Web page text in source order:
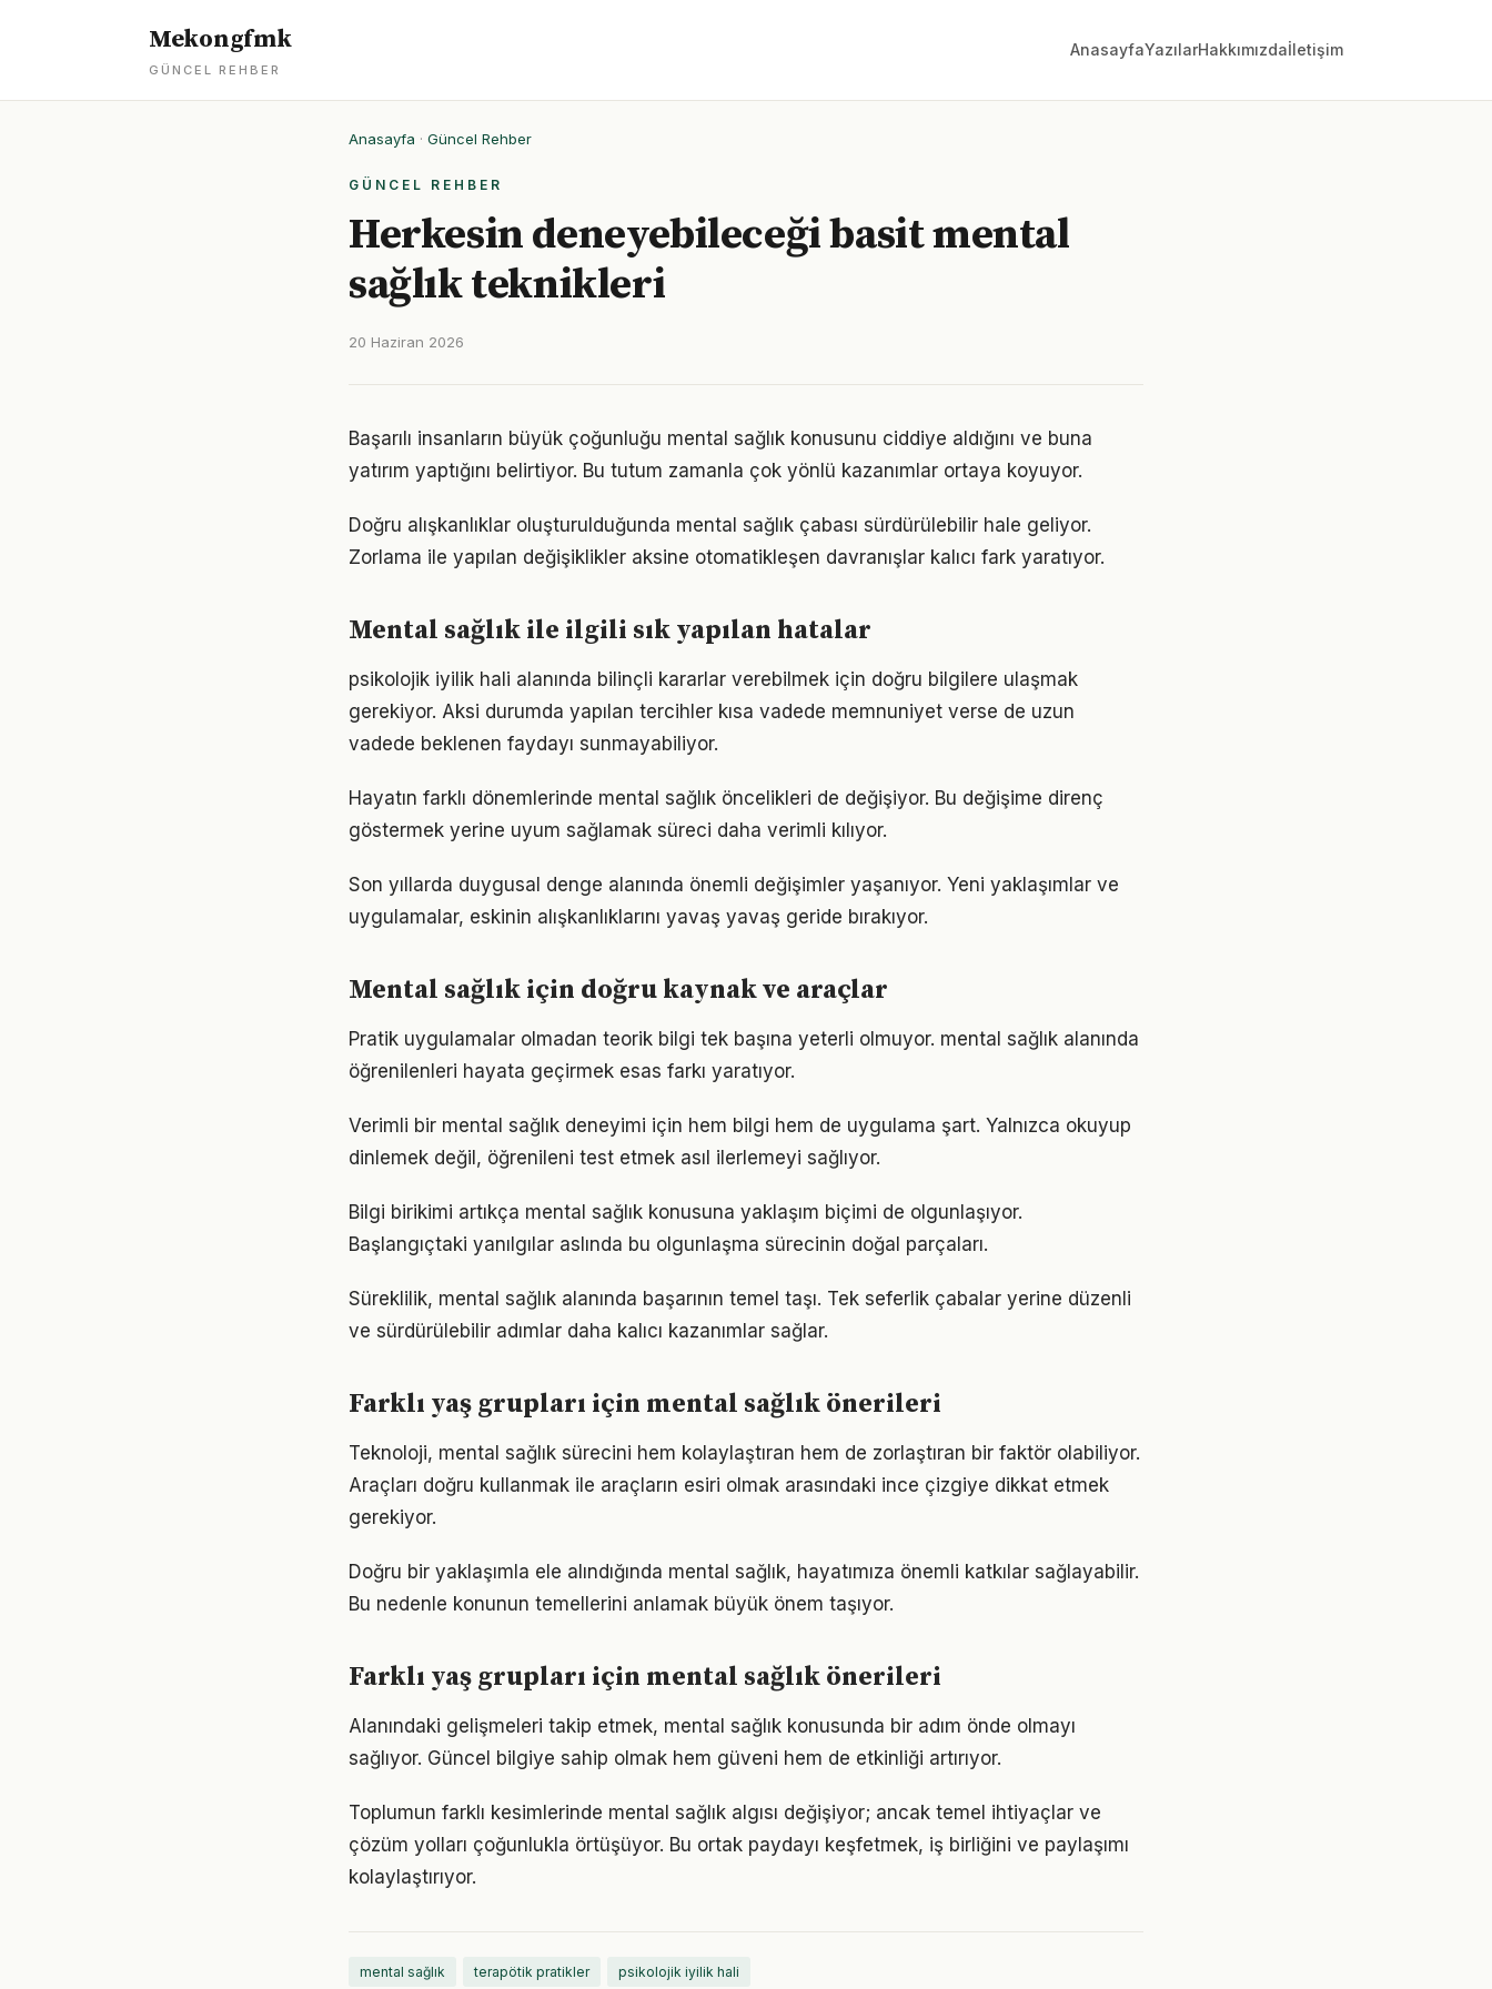
Mekongfmk
GÜNCEL REHBER
AnasayfaYazılarHakkımızdaİletişim
Anasayfa · Güncel Rehber
GÜNCEL REHBER
Herkesin deneyebileceği basit mental
sağlık teknikleri
20 Haziran 2026
Başarılı insanların büyük çoğunluğu mental sağlık konusunu ciddiye aldığını ve buna
yatırım yaptığını belirtiyor. Bu tutum zamanla çok yönlü kazanımlar ortaya koyuyor.
Doğru alışkanlıklar oluşturulduğunda mental sağlık çabası sürdürülebilir hale geliyor.
Zorlama ile yapılan değişiklikler aksine otomatikleşen davranışlar kalıcı fark yaratıyor.
Mental sağlık ile ilgili sık yapılan hatalar
psikolojik iyilik hali alanında bilinçli kararlar verebilmek için doğru bilgilere ulaşmak
gerekiyor. Aksi durumda yapılan tercihler kısa vadede memnuniyet verse de uzun
vadede beklenen faydayı sunmayabiliyor.
Hayatın farklı dönemlerinde mental sağlık öncelikleri de değişiyor. Bu değişime direnç
göstermek yerine uyum sağlamak süreci daha verimli kılıyor.
Son yıllarda duygusal denge alanında önemli değişimler yaşanıyor. Yeni yaklaşımlar ve
uygulamalar, eskinin alışkanlıklarını yavaş yavaş geride bırakıyor.
Mental sağlık için doğru kaynak ve araçlar
Pratik uygulamalar olmadan teorik bilgi tek başına yeterli olmuyor. mental sağlık alanında
öğrenilenleri hayata geçirmek esas farkı yaratıyor.
Verimli bir mental sağlık deneyimi için hem bilgi hem de uygulama şart. Yalnızca okuyup
dinlemek değil, öğrenileni test etmek asıl ilerlemeyi sağlıyor.
Bilgi birikimi artıkça mental sağlık konusuna yaklaşım biçimi de olgunlaşıyor.
Başlangıçtaki yanılgılar aslında bu olgunlaşma sürecinin doğal parçaları.
Süreklilik, mental sağlık alanında başarının temel taşı. Tek seferlik çabalar yerine düzenli
ve sürdürülebilir adımlar daha kalıcı kazanımlar sağlar.
Farklı yaş grupları için mental sağlık önerileri
Teknoloji, mental sağlık sürecini hem kolaylaştıran hem de zorlaştıran bir faktör olabiliyor.
Araçları doğru kullanmak ile araçların esiri olmak arasındaki ince çizgiye dikkat etmek
gerekiyor.
Doğru bir yaklaşımla ele alındığında mental sağlık, hayatımıza önemli katkılar sağlayabilir.
Bu nedenle konunun temellerini anlamak büyük önem taşıyor.
Farklı yaş grupları için mental sağlık önerileri
Alanındaki gelişmeleri takip etmek, mental sağlık konusunda bir adım önde olmayı
sağlıyor. Güncel bilgiye sahip olmak hem güveni hem de etkinliği artırıyor.
Toplumun farklı kesimlerinde mental sağlık algısı değişiyor; ancak temel ihtiyaçlar ve
çözüm yolları çoğunlukla örtüşüyor. Bu ortak paydayı keşfetmek, iş birliğini ve paylaşımı
kolaylaştırıyor.
mental sağlık terapötik pratikler psikolojik iyilik hali